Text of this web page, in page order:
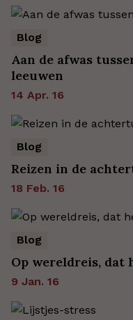
Blog
Aan de afwas
leeuwen
14 Apr. 16
Blog
Reizen in de
18 Feb. 16
Blog
Op wereldreis, dat
9 Jan. 16